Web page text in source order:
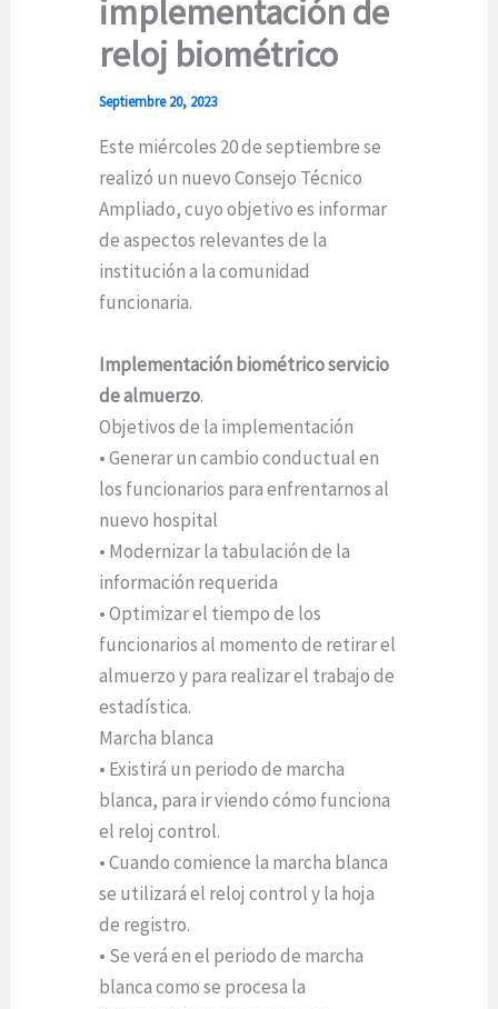
implementación de
reloj biométrico
Septiembre 20, 2023
Este miércoles 20 de septiembre se
realizó un nuevo Consejo Técnico
Ampliado, cuyo objetivo es informar
de aspectos relevantes de la
institución a la comunidad
funcionaria.
Implementación biométrico servicio
de almuerzo.
Objetivos de la implementación
• Generar un cambio conductual en
los funcionarios para enfrentarnos al
nuevo hospital
• Modernizar la tabulación de la
información requerida
• Optimizar el tiempo de los
funcionarios al momento de retirar el
almuerzo y para realizar el trabajo de
estadística.
Marcha blanca
• Existirá un periodo de marcha
blanca, para ir viendo cómo funciona
el reloj control.
• Cuando comience la marcha blanca
se utilizará el reloj control y la hoja
de registro.
• Se verá en el periodo de marcha
blanca como se procesa la